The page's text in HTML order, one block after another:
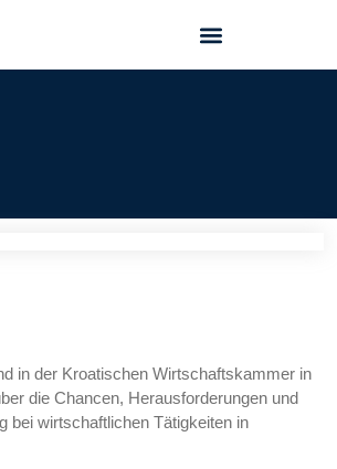
in der Kroatischen Wirtschaftskammer in
die Chancen, Herausforderungen und
bei wirtschaftlichen Tätigkeiten in